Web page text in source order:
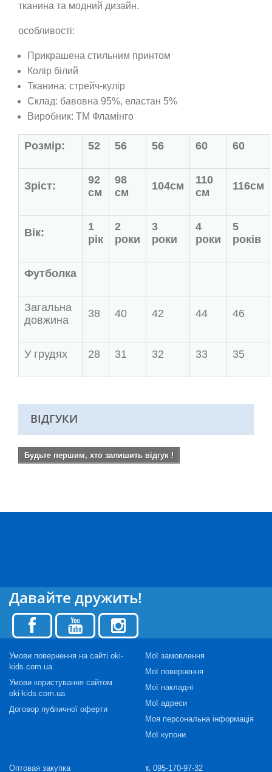
тканина та модний дизайн.
особливості:
Прикрашена стильним принтом
Колір білий
Тканина: стрейч-кулір
Склад: бавовна 95%, еластан 5%
Виробник: ТМ Фламінго
Розмір: 52 56 56 60 60
Зріст:
92
см
98
см
104см
110
см
116см
Вік:
1
рік
2
роки
3
роки
4
роки
5
років
Футболка
Загальна
довжина
38 40 42 44 46
У грудях 28 31 32 33 35
ВІДГУКИ
Будьте першим, хто залишить відгук !
Давайте дружить!
Умови повернення на сайті oki-
kids.com.ua
Умови користування сайтом
oki-kids.com.ua
Договор публичної оферти
Мої замовлення
Мої повернення
Мої накладні
Мої адреси
Моя персональна інформація
Мої купони
Оптовая закупка т. 095-170-97-32